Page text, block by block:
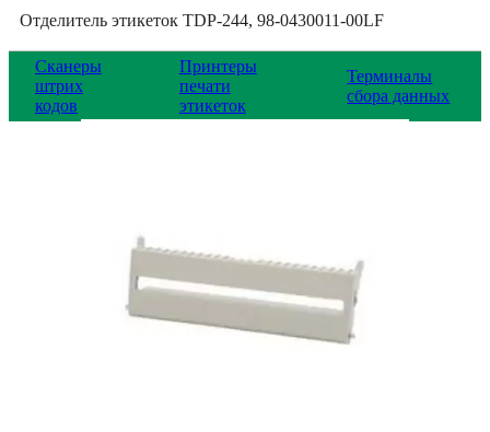
Отделитель этикеток TDP-244, 98-0430011-00LF
Сканеры
штрих
кодов
Принтеры
печати
этикеток
Терминалы
сбора данных